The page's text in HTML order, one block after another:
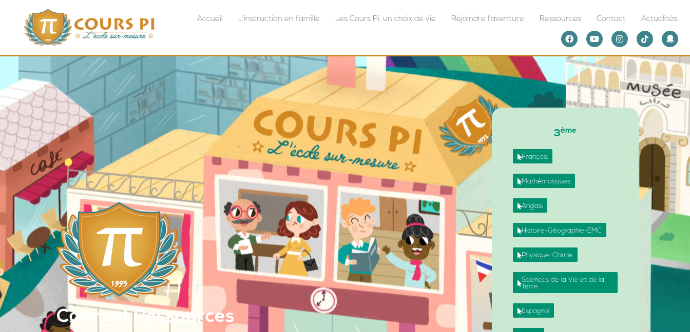
Accueil L’instruction en famille Les Cours Pi, un choix de vie Rejoindre l’aventure Ressources Contact Actualités
Cours et Ressources
3ème
Français
Mathématiques
Anglais
Histoire-Géographie-EMC
Physique-Chimie
Sciences de la Vie et de la
Terre
Espagnol